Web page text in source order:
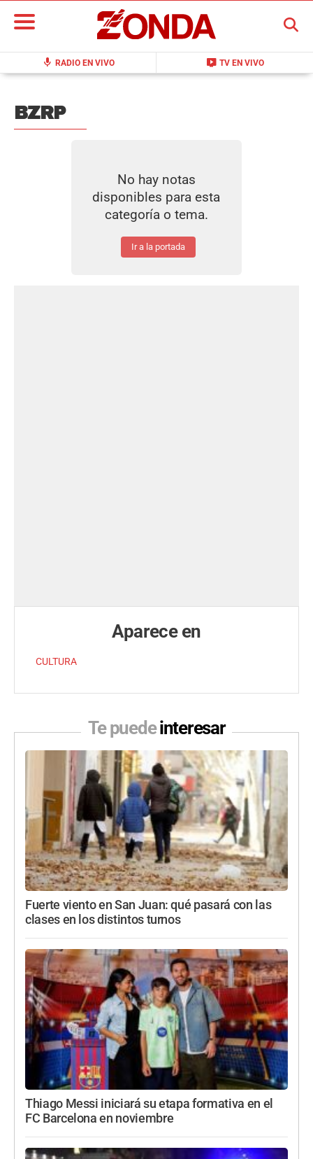
mic RADIO EN VIVO live_tv TV EN VIVO
BUSCAR
BZRP
No hay notas
disponibles para esta
categoría o tema.
Ir a la portada
Aparece en
CULTURA
Te puedeinteresar
Fuerte viento en San Juan: qué pasará con las
clases en los distintos turnos
Thiago Messi iniciará su etapa formativa en el
FC Barcelona en noviembre